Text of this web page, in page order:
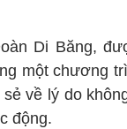
Di Băng,
một chương
về lý do
động.